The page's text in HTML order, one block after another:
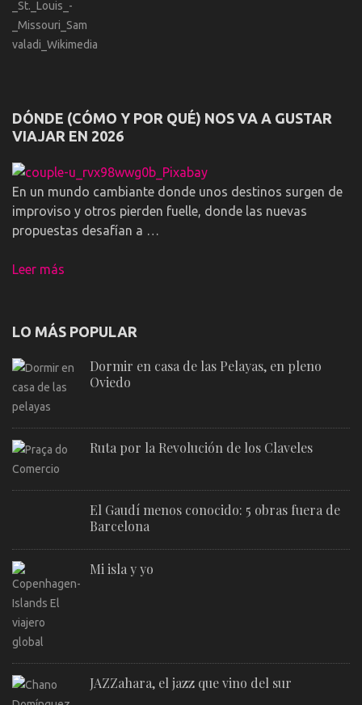
DÓNDE (CÓMO Y POR QUÉ) NOS VA A GUSTAR
VIAJAR EN 2026
En un mundo cambiante donde unos destinos surgen de
improviso y otros pierden fuelle, donde las nuevas
propuestas desafían a …
Leer más
LO MÁS POPULAR
Dormir en casa de las Pelayas, en pleno
Oviedo
Ruta por la Revolución de los Claveles
El Gaudí menos conocido: 5 obras fuera de
Barcelona
Mi isla y yo
JAZZahara, el jazz que vino del sur